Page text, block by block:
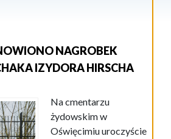
NAGROBEK
IZYDORA HIRSCHA
Na cmentarzu
żydowskim w
Oświęcimiu uroczyście